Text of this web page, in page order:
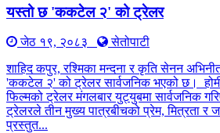
यस्तो छ 'ककटेल २' को ट्रेलर
जेठ १९, २०८३
सेतोपाटी
शाहिद कपुर, रश्मिका मन्दना र कृति सेनन
'ककटेल २' को ट्रेलर सार्वजनिक भएको छ। होमी
फिल्मको ट्रेलर मंगलबार युट्युबमा सार्वजनिक
ट्रेलरले तीन मुख्य पात्रबीचको प्रेम, मित्रता
प्रस्तुत...